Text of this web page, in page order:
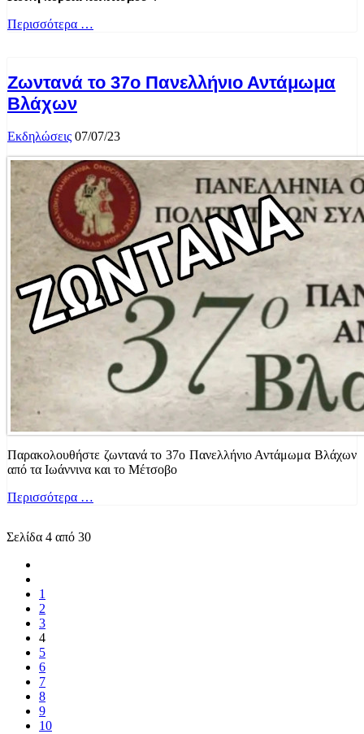
Περισσότερα …
Ζωντανά το 37ο Πανελλήνιο Αντάμωμα
Βλάχων
Εκδηλώσεις 07/07/23
Παρακολουθήστε ζωντανά το 37ο Πανελλήνιο Αντάμωμα Βλάχων
από τα Ιωάννινα και το Μέτσοβο
Περισσότερα …
Σελίδα 4 από 30
1
2
3
4
5
6
7
8
9
10